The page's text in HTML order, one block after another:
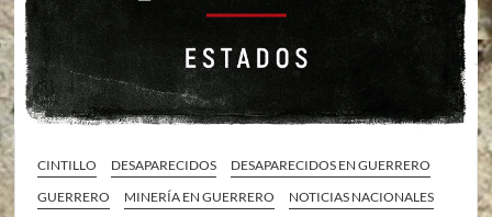
CINTILLO DESAPARECIDOS
DESAPARECIDOS EN GUERRERO
GUERRERO
MINERÍA EN GUERRERO
NOTICIAS NACIONALES